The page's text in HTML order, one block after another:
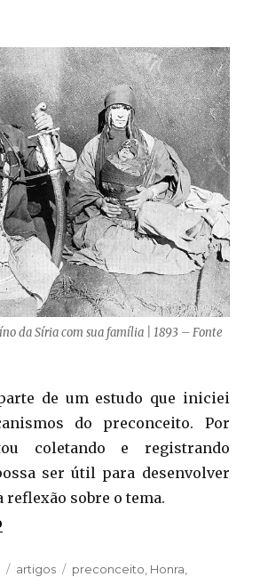
da Síria com sua família | 1893 – Fonte
de um estudo que iniciei
do preconceito. Por
coletando e registrando
ser útil para desenvolver
reflexão sobre o tema.
Categorias
artigos Tags
preconceito Honra